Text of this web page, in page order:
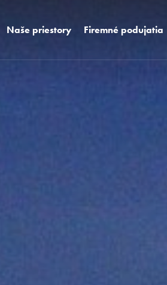
Naše priestory
Biznis priestory
Firemné podujatia
Eventy a